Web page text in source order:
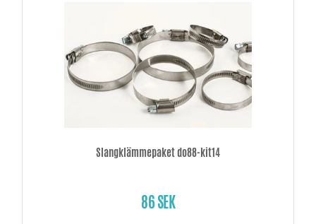
Slangklämmepaket do88-kit14
86 SEK